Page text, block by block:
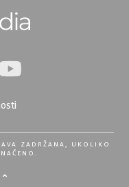
ZADRŽANA, UKOLIKO